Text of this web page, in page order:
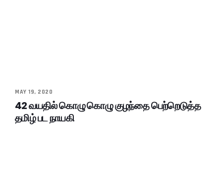
MAY 19, 2020
42 வயதில் கொழு கொழு குழந்தை பெற்றெடுத்த
தமிழ் பட நாயகி